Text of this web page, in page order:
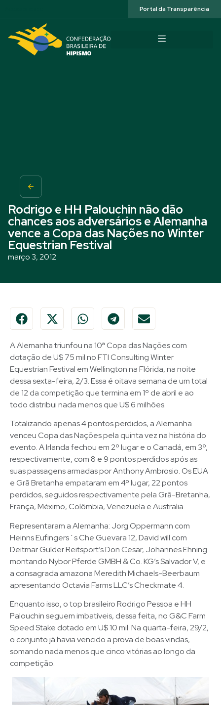
Portal da Transparência
Rodrigo e HH Palouchin não dão
chances aos adversários e Alemanha
vence a Copa das Nações no Winter
Equestrian Festival
março 3, 2012
A Alemanha triunfou na 10ª Copa das Nações com
dotação de U$ 75 mil no FTI Consulting Winter
Equestrian Festival em Wellington na Flórida, na noite
dessa sexta-feira, 2/3. Essa é oitava semana de um total
de 12 da competição que termina em 1º de abril e ao
todo distribui nada menos que U$ 6 milhões.
Totalizando apenas 4 pontos perdidos, a Alemanha
venceu Copa das Nações pela quinta vez na história do
evento. A Irlanda fechou em 2º lugar e o Canadá, em 3º,
respectivamente, com 8 e 9 pontos perdidos após as
suas passagens armadas por Anthony Ambrosio. Os EUA
e Grã Bretanha empataram em 4º lugar, 22 pontos
perdidos, seguidos respectivamente pela Grã-Bretanha,
França, Méximo, Colômbia, Venezuela e Australia.
Representaram a Alemanha: Jorg Oppermann com
Heinns Eufingers´s Che Guevara 12, David will com
Deitmar Gulder Reitsport’s Don Cesar, Johannes Ehning
montando Nybor Pferde GMBH & Co. KG’s Salvador V, e
a consagrada amazona Meredith Michaels-Beerbaum
apresentando Octavia Farms LLC’s Checkmate 4.
Enquanto isso, o top brasileiro Rodrigo Pessoa e HH
Palouchin seguem imbatíveis, dessa feita, no G&C Farm
Speed Stake dotado em U$ 10 mil. Na quarta-feira, 29/2,
o conjunto já havia vencido a prova de boas vindas,
somando nada menos que cinco vitórias ao longo da
competição.